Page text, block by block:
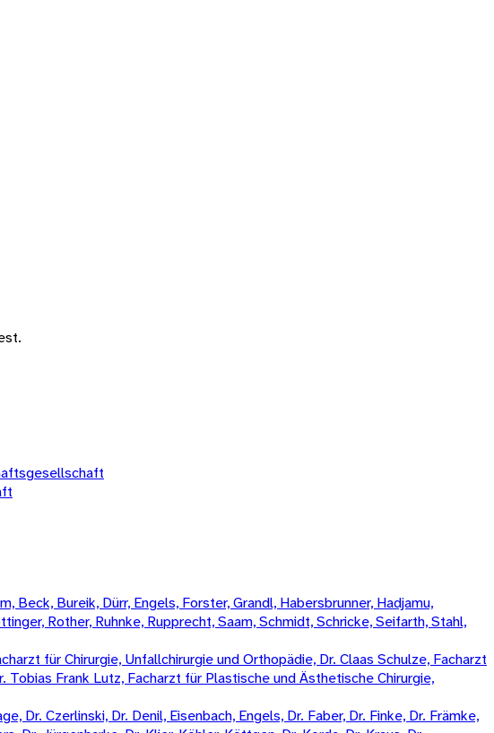
Bureik, Dürr, Engels, Forster, Grandl, Habersbrunner, Hadjamu,
Rother, Ruhnke, Rupprecht, Saam, Schmidt, Schricke, Seifarth, Stahl,
für Chirurgie, Unfallchirurgie und Orthopädie, Dr. Claas Schulze, Facharzt
Tobias Frank Lutz, Facharzt für Plastische und Ästhetische Chirurgie,
Dr. Czerlinski, Dr. Denil, Eisenbach, Engels, Dr. Faber, Dr. Finke, Dr. Främke,